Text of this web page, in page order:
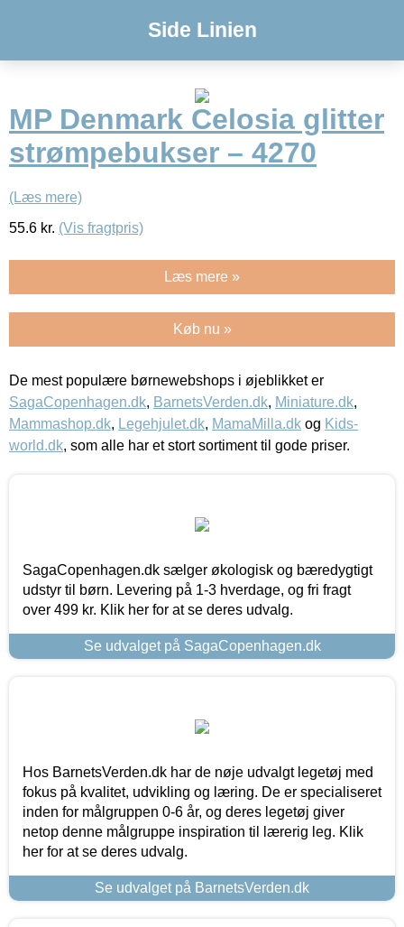
Side Linien
MP Denmark Celosia glitter
strømpebukser – 4270
(Læs mere)
55.6 kr. (Vis fragtpris)
Læs mere »
Køb nu »
De mest populære børnewebshops i øjeblikket er
SagaCopenhagen.dk, BarnetsVerden.dk, Miniature.dk,
Mammashop.dk, Legehjulet.dk, MamaMilla.dk og Kids-
world.dk, som alle har et stort sortiment til gode priser.
SagaCopenhagen.dk sælger økologisk og bæredygtigt
udstyr til børn. Levering på 1-3 hverdage, og fri fragt
over 499 kr. Klik her for at se deres udvalg.
Se udvalget på SagaCopenhagen.dk
Hos BarnetsVerden.dk har de nøje udvalgt legetøj med
fokus på kvalitet, udvikling og læring. De er specialiseret
inden for målgruppen 0-6 år, og deres legetøj giver
netop denne målgruppe inspiration til lærerig leg. Klik
her for at se deres udvalg.
Se udvalget på BarnetsVerden.dk